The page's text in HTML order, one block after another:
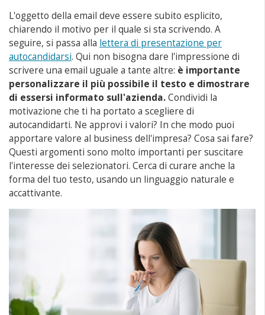
L'oggetto della email deve essere subito esplicito,
chiarendo il motivo per il quale si sta scrivendo. A
seguire, si passa alla lettera di presentazione per
autocandidarsi. Qui non bisogna dare l'impressione di
scrivere una email uguale a tante altre: è importante
personalizzare il più possibile il testo e dimostrare
di essersi informato sull'azienda.Condividi la
motivazione che ti ha portato a scegliere di
autocandidarti. Ne approvi i valori? In che modo puoi
apportare valore al business dell'impresa? Cosa sai fare?
Questi argomenti sono molto importanti per suscitare
l'interesse dei selezionatori. Cerca di curare anche la
forma del tuo testo, usando un linguaggio naturale e
accattivante.